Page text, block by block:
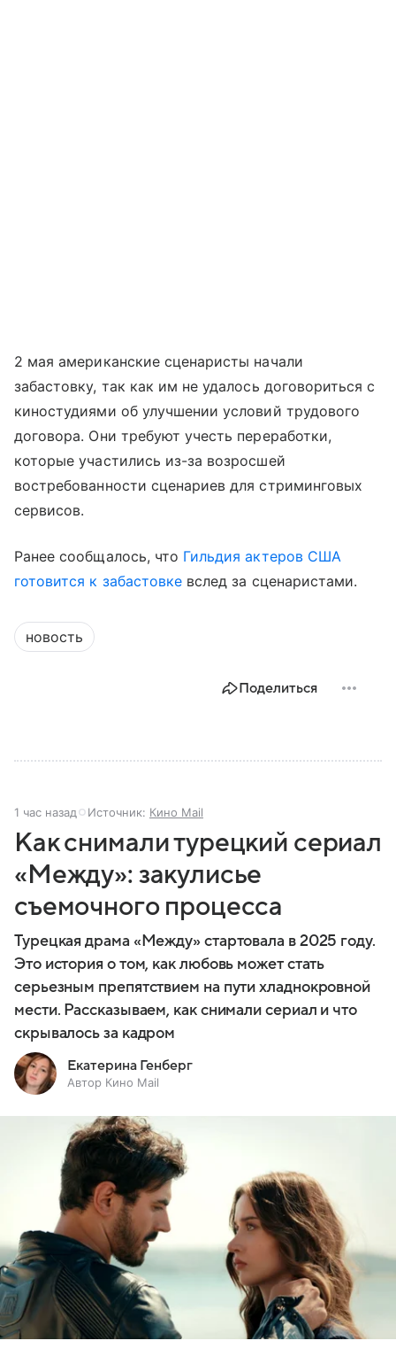
2 мая американские сценаристы начали
забастовку, так как им не удалось договориться с
киностудиями об улучшении условий трудового
договора. Они требуют учесть переработки,
которые участились из-за возросшей
востребованности сценариев для стриминговых
сервисов.
Ранее сообщалось, что Гильдия актеров США
готовится к забастовке вслед за сценаристами.
новость
Поделиться
1 час назад Источник: Кино Mail
Как снимали турецкий сериал
«Между»: закулисье
съемочного процесса
Турецкая драма «Между» стартовала в 2025 году.
Это история о том, как любовь может стать
серьезным препятствием на пути хладнокровной
мести. Рассказываем, как снимали сериал и что
скрывалось за кадром
Екатерина Генберг
Автор Кино Mail